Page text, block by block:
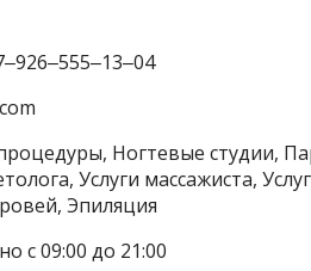
Ногтевые студии,
Услуги массажиста,
Эпиляция
с 09:00 до 21:00